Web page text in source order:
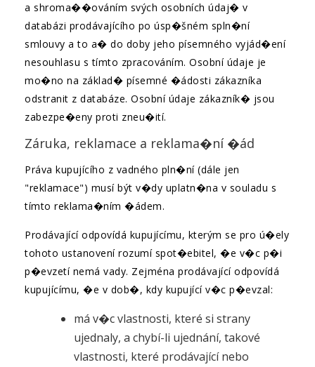
a shroma��ováním svých osobních údaj� v
databázi prodávajícího po úsp�šném spln�ní
smlouvy a to a� do doby jeho písemného vyjád�ení
nesouhlasu s tímto zpracováním. Osobní údaje je
mo�no na základ� písemné �ádosti zákazníka
odstranit z databáze. Osobní údaje zákazník� jsou
zabezpe�eny proti zneu�ití.
Záruka, reklamace a reklama�ní �ád
Práva kupujícího z vadného pln�ní (dále jen
"reklamace") musí být v�dy uplatn�na v souladu s
tímto reklama�ním �ádem.
Prodávající odpovídá kupujícímu, kterým se pro ú�ely
tohoto ustanovení rozumí spot�ebitel, �e v�c p�i
p�evzetí nemá vady. Zejména prodávající odpovídá
kupujícímu, �e v dob�, kdy kupující v�c p�evzal:
má v�c vlastnosti, které si strany
ujednaly, a chybí-li ujednání, takové
vlastnosti, které prodávající nebo